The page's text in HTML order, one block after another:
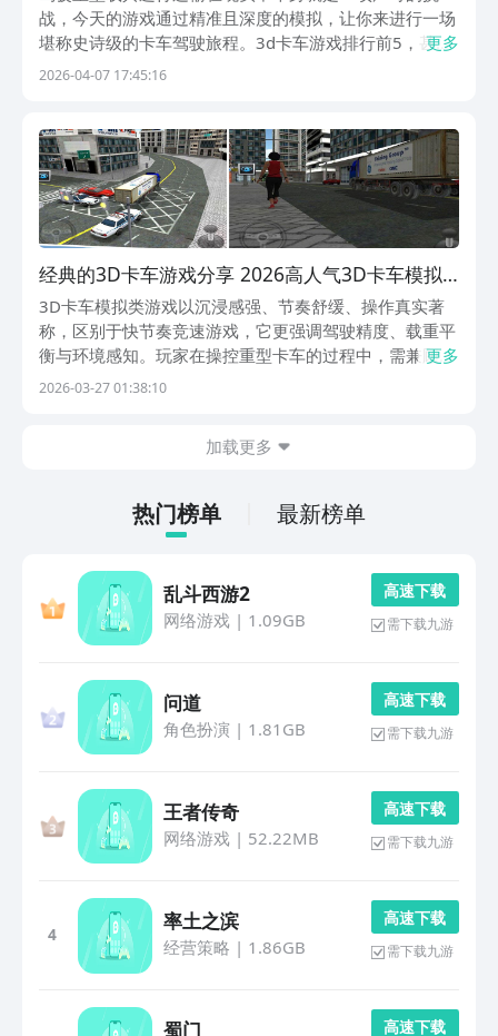
战，今天的游戏通过精准且深度的模拟，让你来进行一场
堪称史诗级的卡车驾驶旅程。3d卡车游戏排行前5，甚至
在个别作品中通过设计了一套拟真的经济体系，让我们以
阿...
更多
2026-04-07 17:45:16
经典的3D卡车游戏分享 2026高人气3D卡车模拟
游戏榜单
3D卡车模拟类游戏以沉浸感强、节奏舒缓、操作真实著
称，区别于快节奏竞速游戏，它更强调驾驶精度、载重平
衡与环境感知。玩家在操控重型卡车的过程中，需兼顾转
向角度、坡道控制、倒车入库等细节，同时还能欣赏沿途
更多
2026-03-27 01:38:10
加载更多
热门榜单 最新榜单
乱斗西游2
网络游戏| 1.09GB
高 速 下 载
需下载九游
问道
角色扮演 | 1.81GB
高 速 下 载
需下载九游
王者传奇
网络游戏| 52.22MB
高 速 下 载
需下载九游
4
率土之滨
经营策略 | 1.86GB
高 速 下 载
需下载九游
蜀门 高 速 下 载